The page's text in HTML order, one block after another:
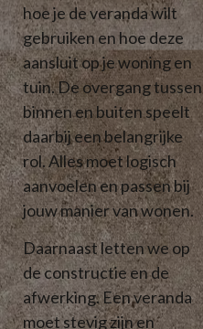
hoe je de veranda wilt
gebruiken en hoe deze
aansluit op je woning en
tuin. De overgang tussen
binnen en buiten speelt
daarbij een belangrijke
rol. Alles moet logisch
aanvoelen en passen bij
jouw manier van wonen.
Daarnaast letten we op
de constructie en de
afwerking. Een veranda
moet stevig zijn en